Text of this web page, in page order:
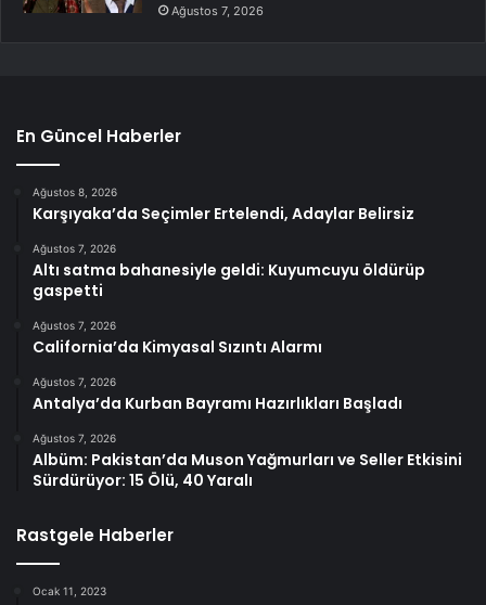
Ağustos 7, 2026
En Güncel Haberler
Ağustos 8, 2026
Karşıyaka’da Seçimler Ertelendi, Adaylar Belirsiz
Ağustos 7, 2026
Altı satma bahanesiyle geldi: Kuyumcuyu öldürüp
gaspetti
Ağustos 7, 2026
California’da Kimyasal Sızıntı Alarmı
Ağustos 7, 2026
Antalya’da Kurban Bayramı Hazırlıkları Başladı
Ağustos 7, 2026
Albüm: Pakistan’da Muson Yağmurları ve Seller Etkisini
Sürdürüyor: 15 Ölü, 40 Yaralı
Rastgele Haberler
Ocak 11, 2023